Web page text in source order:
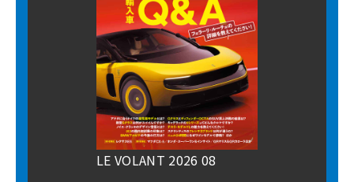
LE VOLANT 2026 08